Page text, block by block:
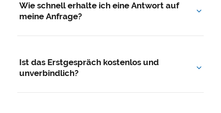
Wie schnell erhalte ich eine Antwort auf
meine Anfrage?
per E-Mail, ganz wie Sie es wünschen.
Ist das Erstgespräch kostenlos und
unverbindlich?